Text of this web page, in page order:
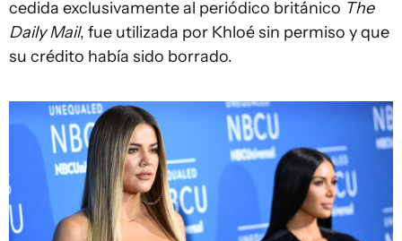
cedida exclusivamente al periódico británico The
Daily Mail, fue utilizada por Khloé sin permiso y que
su crédito había sido borrado.